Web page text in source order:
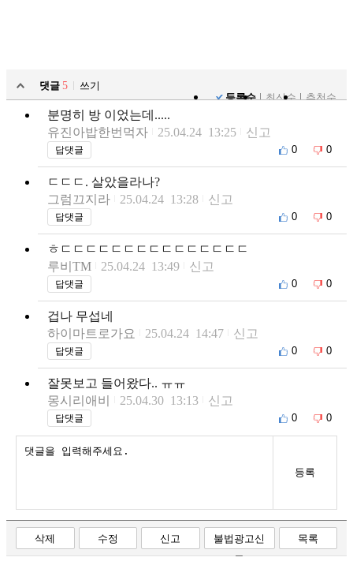
댓글 5
쓰기
등록순
최신순 추천순
분명히 방 이었는데.....
유진아밥한번먹자
25.04.24 13:25 신고
답댓글 0 0
ㄷㄷㄷ. 살았을라나?
그럼끄지라
25.04.24 13:28 신고
답댓글 0 0
ㅎㄷㄷㄷㄷㄷㄷㄷㄷㄷㄷㄷㄷㄷㄷㄷ
루비TM
25.04.24 13:49 신고
답댓글 0 0
겁나 무섭네
하이마트로가요
25.04.24 14:47 신고
답댓글 0 0
잘못보고 들어왔다.. ㅠㅠ
몽시리애비
25.04.30 13:13 신고
답댓글 0 0
등록
삭제 수정 신고
불법광고신
목록